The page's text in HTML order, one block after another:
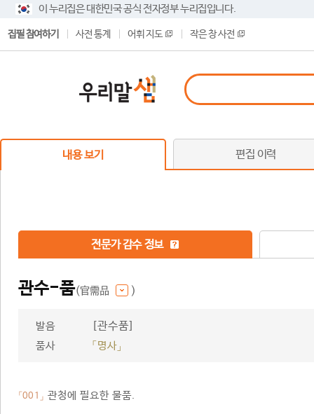
이 누리집은 대한민국 공식 전자정부 누리집입니다.
집필 참여하기 사전 통계 어휘 지도 작은 창 사전
내용 보기 편집 이력
전문가 감수 정보
관수-품(官需品 )
발음 [관수품]
품사 「명사」
「001」 관청에 필요한 물품.